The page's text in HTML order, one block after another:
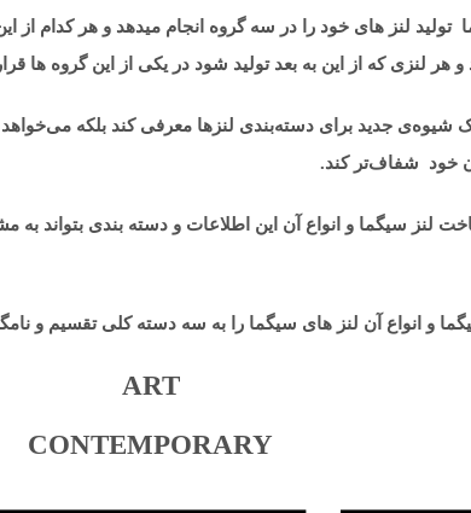
لنز های خود را در سه گروه انجام میدهد و هر کدام از
لنزی که از این به بعد تولید شود در یکی از این گروه ها
جدید برای دسته‌بندی لنزها معرفی کند بلکه
خود شفاف‌تر کند.
لنز سیگما و انواع آن این اطلاعات و دسته بندی بتواند به
و انواع آن لنز های سیگما را به سه دسته کلی تقسیم و
ART
CONTEMPORARY